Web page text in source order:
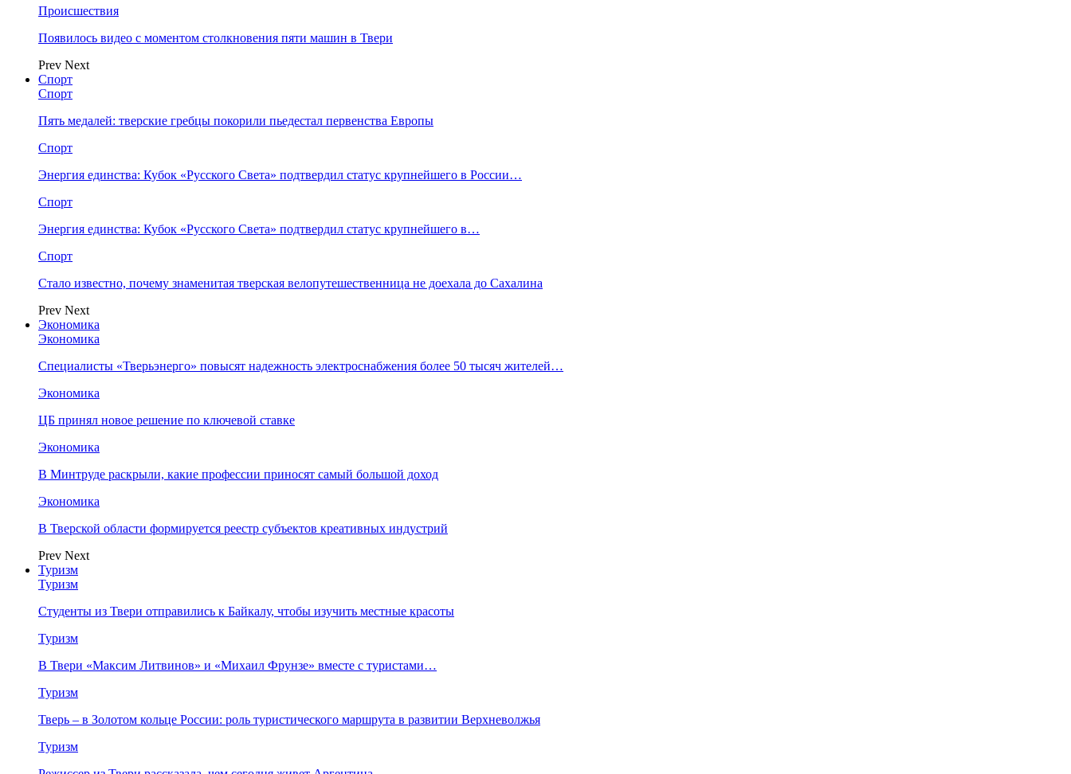
Происшествия
Появилось видео с моментом столкновения пяти машин в Твери
Prev Next
Спорт
Спорт
Пять медалей: тверские гребцы покорили пьедестал первенства Европы
Спорт
Энергия единства: Кубок «Русского Света» подтвердил статус крупнейшего в России…
Спорт
Энергия единства: Кубок «Русского Света» подтвердил статус крупнейшего в…
Спорт
Стало известно, почему знаменитая тверская велопутешественница не доехала до Сахалина
Prev Next
Экономика
Экономика
Специалисты «Тверьэнерго» повысят надежность электроснабжения более 50 тысяч жителей…
Экономика
ЦБ принял новое решение по ключевой ставке
Экономика
В Минтруде раскрыли, какие профессии приносят самый большой доход
Экономика
В Тверской области формируется реестр субъектов креативных индустрий
Prev Next
Туризм
Туризм
Студенты из Твери отправились к Байкалу, чтобы изучить местные красоты
Туризм
В Твери «Максим Литвинов» и «Михаил Фрунзе» вместе с туристами…
Туризм
Тверь – в Золотом кольце России: роль туристического маршрута в развитии Верхневолжья
Туризм